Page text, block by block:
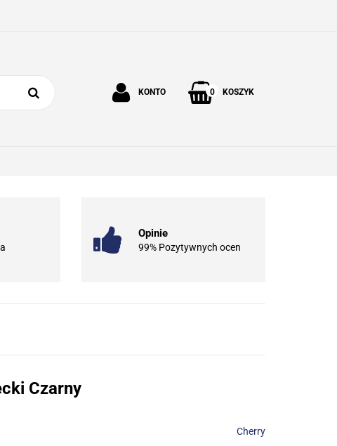
KONTO 0 KOSZYK
Opinie
99% Pozytywnych ocen
Czarny
Cherry